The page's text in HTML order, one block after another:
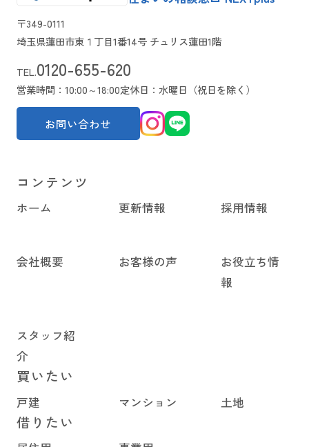
〒349-0111
埼玉県蓮田市東１丁目1番14号 チュリス蓮田1階
TEL.0120-655-620
営業時間：10:00～18:00定休日：水曜日（祝日を除く）
お問い合わせ
コンテンツ
ホーム 更新情報 採用情報
会社概要 お客様の声
お役立ち情
報
スタッフ紹
介
買いたい
戸建 マンション 土地
借りたい